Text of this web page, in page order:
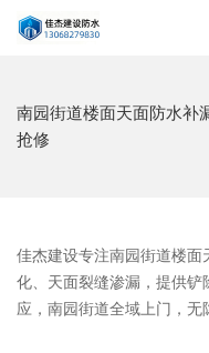
南园街道楼面天面防水补
抢修
佳杰建设专注南园街道楼
化、天面裂缝渗漏，提供
应，南园街道全域上门，无